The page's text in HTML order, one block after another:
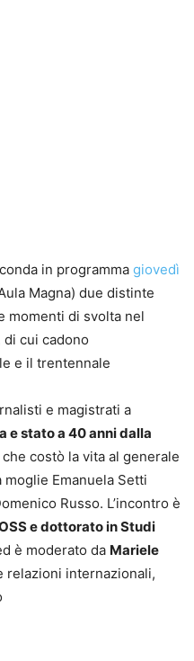
in programma giovedì
Magna) due distinte
momenti di svolta nel
cui cadono
e il trentennale
e magistrati a
e stato a 40 anni dalla
che costò la vita al generale
Emanuela Setti
Russo. L’incontro è
e dottorato in Studi
è moderato da Mariele
relazioni internazionali,